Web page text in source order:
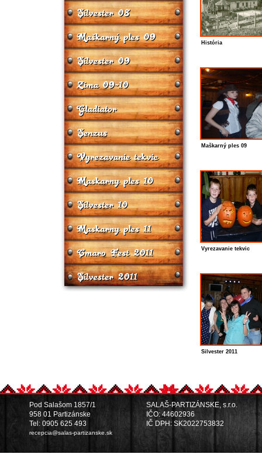
História
Maškarný ples 09
Vyrezavanie tekvic
Silvester 2011
Pod Salašom 1857/1
958 01 Partizánske
Tel: 0905 625 493
recepcia@salas-partizanske.sk
SALAŠ-PARTIZÁNSKE, s.r.o.
IČO: 44602936
IČ DPH: SK2022753832